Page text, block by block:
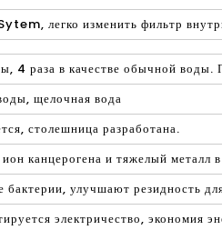
​​легко изменить фильтр
4 раза в качестве обычной воды.
щелочная вода
столешница разработана.
канцерогена и тяжелый металл
бактерии, улучшают резидность
электричество, экономия